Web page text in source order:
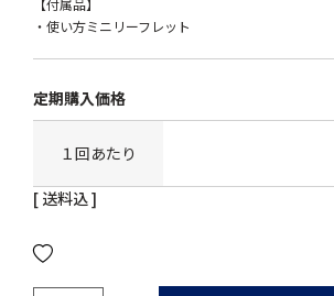
・使い方ミニリーフレット
１回あたり
送料込